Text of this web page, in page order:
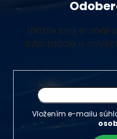
Vložte svoj e-mail
informácie o
Vložením e-mailu